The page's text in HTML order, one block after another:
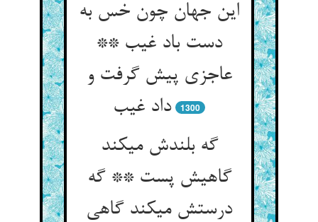
این جهان چون خس به
دست باد غیب **
عاجزی پیش گرفت و
داد غیب‏
1300
گه بلندش می‏کند
گاهیش پست ** گه
درستش می‏کند گاهی